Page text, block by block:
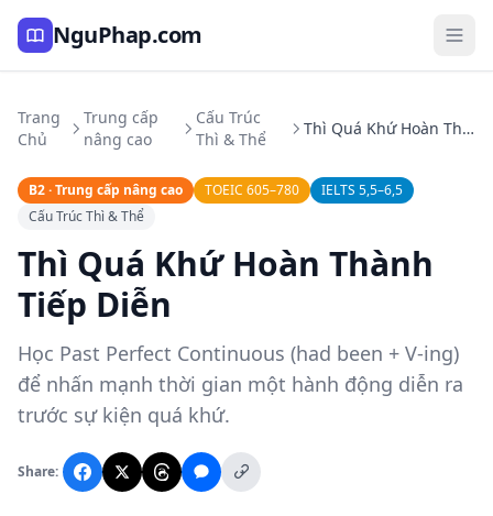
NguPhap.com
Trang
Chủ
Trung cấp
nâng cao
Cấu Trúc
Thì & Thể
Thì Quá Khứ Hoàn Thành Tiếp Diễn
B2 · Trung cấp nâng cao TOEIC 605–780
IELTS 5,5–6,5
Cấu Trúc Thì & Thể
Thì Quá Khứ Hoàn Thành
Tiếp Diễn
Học Past Perfect Continuous (had been + V-ing)
để nhấn mạnh thời gian một hành động diễn ra
trước sự kiện quá khứ.
Share: